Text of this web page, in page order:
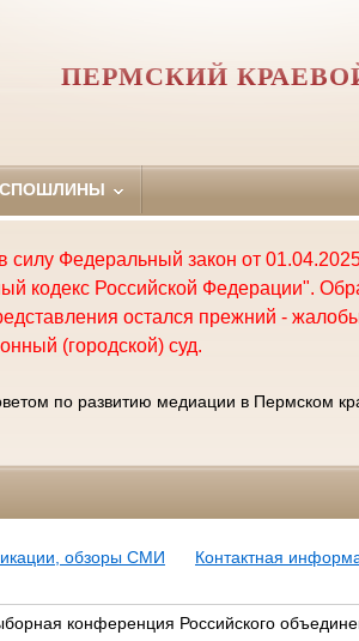
ПЕРМСКИЙ
силу Федеральный закон от
кодекс Российской Федерации".
остался прежний -
(городской) суд.
по развитию медиации в Пермском
обзоры СМИ
Контактная
конференция Российского